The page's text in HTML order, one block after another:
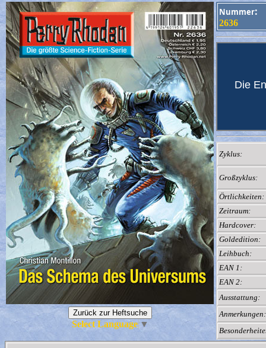
Nummer:
2636
Die
Zyklus:
Großzyklus:
Örtlichkeiten:
Zeitraum:
Hardcover:
Goldedition:
Leihbuch:
EAN 1:
EAN 2:
Ausstattung:
Anmerkungen:
Select Language ▼